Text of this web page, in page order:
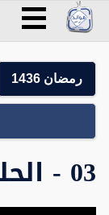
رمضان 1436
03 - الحلقة الثالثة